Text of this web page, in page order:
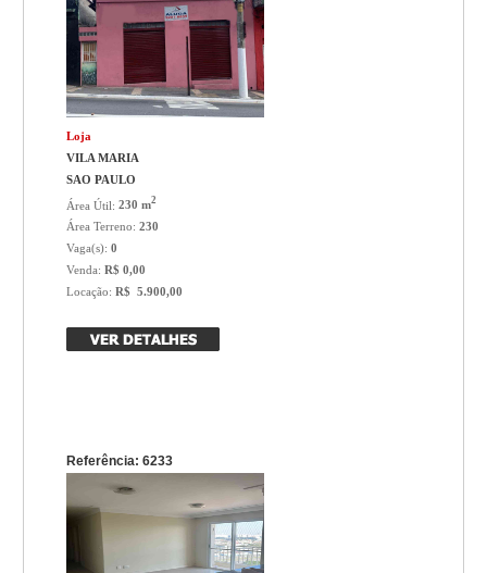
Loja
VILA MARIA
SAO PAULO
Área Útil:230 m2
Área Terreno:230
Vaga(s):0
Venda:R$ 0,00
Locação:R$ 5.900,00
Referência: 6233